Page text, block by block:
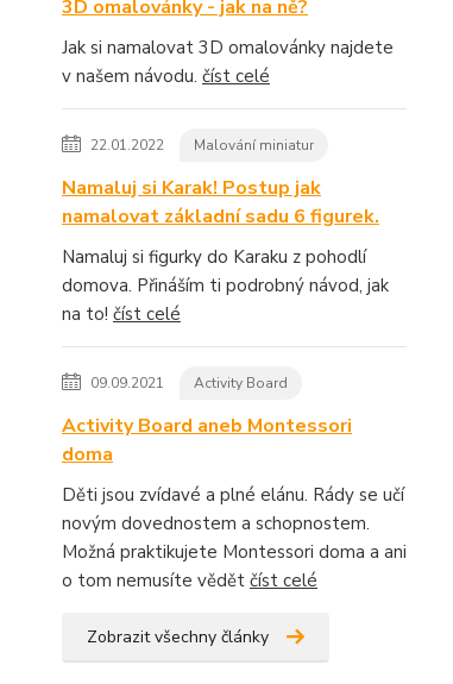
3D omalovánky - jak na ně?
Jak si namalovat 3D omalovánky najdete
v našem návodu. číst celé
22.01.2022 Malování miniatur
Namaluj si Karak! Postup jak
namalovat základní sadu 6 figurek.
Namaluj si figurky do Karaku z pohodlí
domova. Přináším ti podrobný návod, jak
na to! číst celé
09.09.2021 Activity Board
Activity Board aneb Montessori
doma
Děti jsou zvídavé a plné elánu. Rády se učí
novým dovednostem a schopnostem.
Možná praktikujete Montessori doma a ani
o tom nemusíte vědět číst celé
Zobrazit všechny články